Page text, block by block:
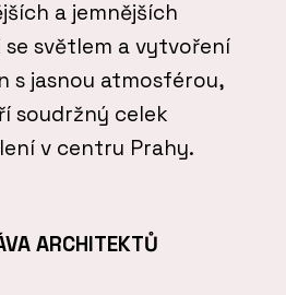
a jemnějších
světlem a vytvoření
s jasnou atmosférou,
soudržný celek
v centru Prahy.
ARCHITEKTŮ